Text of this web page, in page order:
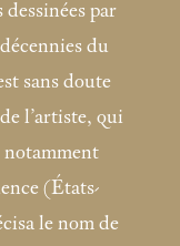
par
du
sans doute
l’artiste, qui
notamment
(États-
le nom de